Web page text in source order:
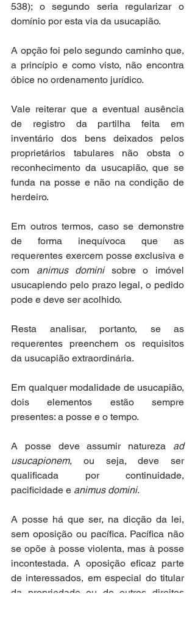
538); o segundo seria regularizar o
domínio por esta via da usucapião.
A opção foi pelo segundo caminho que,
a princípio e como visto, não encontra
óbice no ordenamento jurídico.
Vale reiterar que a eventual ausência
de registro da partilha feita em
inventário dos bens deixados pelos
proprietários tabulares não obsta o
reconhecimento da usucapião, que se
funda na posse e não na condição de
herdeiro.
Em outros termos, caso se demonstre
de forma inequívoca que as
requerentes exercem posse exclusiva e
com animus domini sobre o imóvel
usucapiendo pelo prazo legal, o pedido
pode e deve ser acolhido.
Resta analisar, portanto, se as
requerentes preenchem os requisitos
da usucapião extraordinária.
Em qualquer modalidade de usucapião,
dois elementos estão sempre
presentes: a posse e o tempo.
A posse deve assumir natureza ad
usucapionem, ou seja, deve ser
qualificada por continuidade,
pacificidade e animus domini.
A posse há que ser, na dicção da lei,
sem oposição ou pacífica. Pacífica não
se opõe à posse violenta, mas à posse
incontestada. A oposição eficaz parte
de interessados, em especial do titular
da propriedade ou de outros direitos